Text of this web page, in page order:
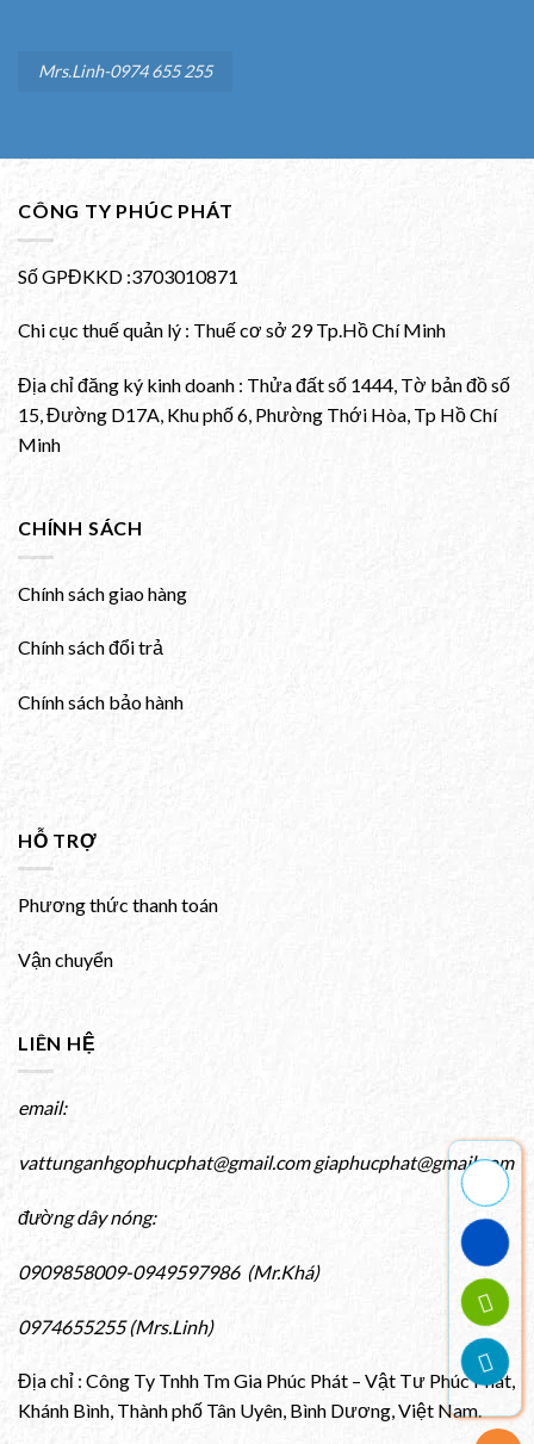
Mrs.Linh-0974 655 255
CÔNG TY PHÚC PHÁT
Số GPĐKKD :3703010871
Chi cục thuế quản lý : Thuế cơ sở 29 Tp.Hồ Chí Minh
Địa chỉ đăng ký kinh doanh : Thửa đất số 1444, Tờ bản đồ số
15, Đường D17A, Khu phố 6, Phường Thới Hòa, Tp Hồ Chí
Minh
CHÍNH SÁCH
Chính sách giao hàng
Chính sách đổi trả
Chính sách bảo hành
HỖ TRỢ
Phương thức thanh toán
Vận chuyển
LIÊN HỆ
email:
vattunganhgophucphat@gmail.com giaphucphat@gmail.com
đường dây nóng:
0909858009-0949597986 (Mr.Khá)
0974655255 (Mrs.Linh)
Địa chỉ : Công Ty Tnhh Tm Gia Phúc Phát – Vật Tư Phúc Phát,
Khánh Bình, Thành phố Tân Uyên, Bình Dương, Việt Nam.